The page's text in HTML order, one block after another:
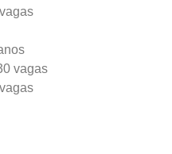
vagas